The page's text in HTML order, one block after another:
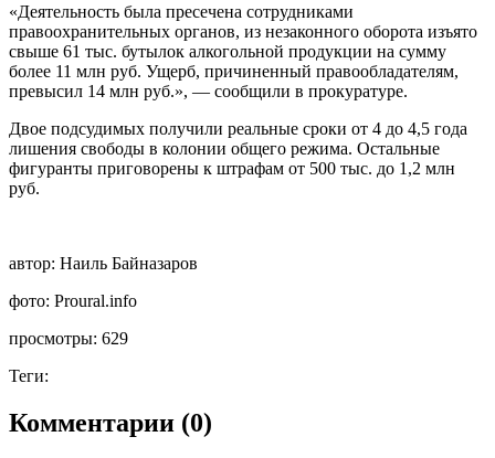
«Деятельность была пресечена сотрудниками
правоохранительных органов, из незаконного оборота изъято
свыше 61 тыс. бутылок алкогольной продукции на сумму
более 11 млн руб. Ущерб, причиненный правообладателям,
превысил 14 млн руб.», — сообщили в прокуратуре.
Двое подсудимых получили реальные сроки от 4 до 4,5 года
лишения свободы в колонии общего режима. Остальные
фигуранты приговорены к штрафам от 500 тыс. до 1,2 млн
руб.
автор: Наиль Байназаров
фото: Proural.info
просмотры: 629
Теги:
Комментарии (0)